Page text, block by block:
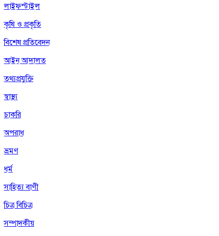
লাইফস্টাইল
কৃষি ও প্রকৃতি
বিশেষ প্রতিবেদন
আইন আদালত
তথ্যপ্রযুক্তি
স্বাস্থ্য
চাকরি
অপরাধ
ভ্রমণ
ধর্ম
সাহিত্য বাণী
চিত্র বিচিত্র
সম্পাদকীয়